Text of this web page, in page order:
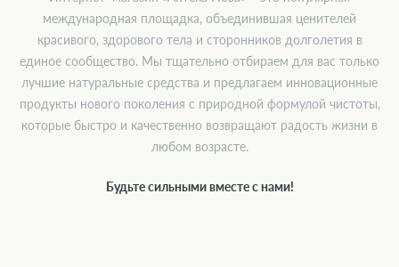
международная площадка, объединившая ценителей
красивого, здорового тела и сторонников долголетия в
единое сообщество. Мы тщательно отбираем для вас только
лучшие натуральные средства и предлагаем инновационные
продукты нового поколения с природной формулой чистоты,
которые быстро и качественно возвращают радость жизни в
любом возрасте.
Будьте сильными вместе с нами!